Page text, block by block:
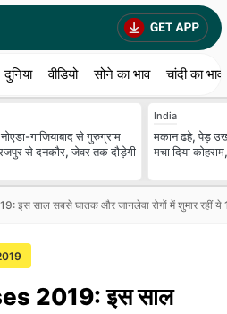
दुनिया वीडियो सोने का भाव चांदी का भाव
गाजियाबाद से गुरुग्राम
से दनकौर, जेवर तक दौड़ेगी
India
मकान ढहे, पेड़
मचा दिया
इस साल सबसे घातक और जानलेवा रोगों में शुमार रहीं ये
2019: इस साल